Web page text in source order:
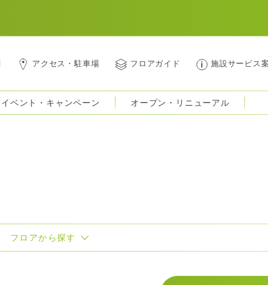
アクセス・駐車場 フロアガイド 施設サービス
イベント・キャンペーン オープン・リニューアル
フロアから探す